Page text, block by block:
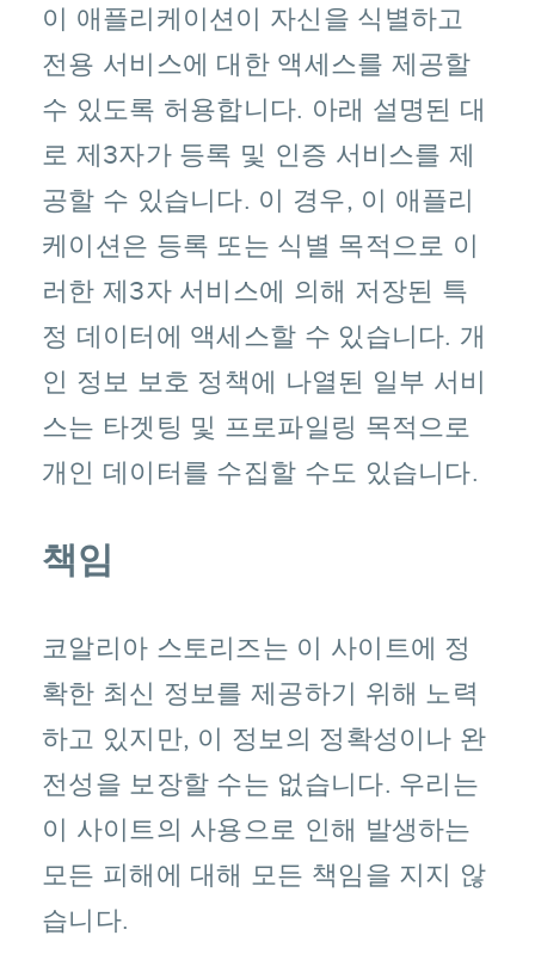
이 애플리케이션이 자신을 식별하고
전용 서비스에 대한 액세스를 제공할
수 있도록 허용합니다. 아래 설명된 대
로 제3자가 등록 및 인증 서비스를 제
공할 수 있습니다. 이 경우, 이 애플리
케이션은 등록 또는 식별 목적으로 이
러한 제3자 서비스에 의해 저장된 특
정 데이터에 액세스할 수 있습니다. 개
인 정보 보호 정책에 나열된 일부 서비
스는 타겟팅 및 프로파일링 목적으로
개인 데이터를 수집할 수도 있습니다.
책임
코알리아 스토리즈는 이 사이트에 정
확한 최신 정보를 제공하기 위해 노력
하고 있지만, 이 정보의 정확성이나 완
전성을 보장할 수는 없습니다. 우리는
이 사이트의 사용으로 인해 발생하는
모든 피해에 대해 모든 책임을 지지 않
습니다.